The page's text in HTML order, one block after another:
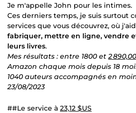
Je m'appelle John pour les intimes.
Ces derniers temps, je suis surtout
services que vous découvrez, où
fabriquer, mettre en ligne, vendre
leurs livres.
Mes résultats : entre 1800 et2
Amazon chaque mois depuis 18
1040 auteurs accompagnés en
23/08/2023
##Le service à 23,12 $US